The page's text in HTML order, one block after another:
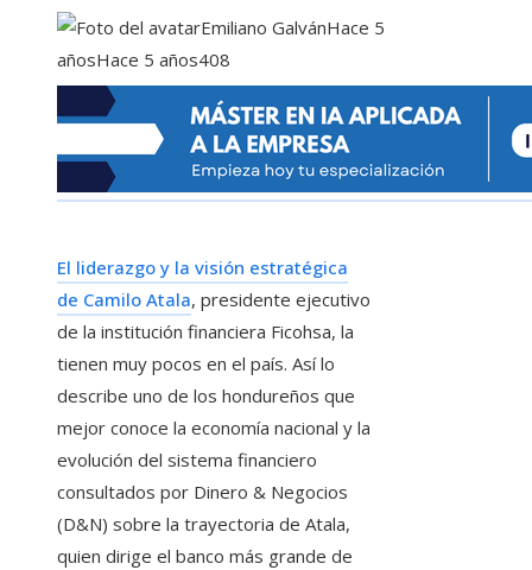
Emiliano GalvánHace 5
añosHace 5 años408
El liderazgo y la visión estratégica
de Camilo Atala, presidente ejecutivo
de la institución financiera Ficohsa, la
tienen muy pocos en el país. Así lo
describe uno de los hondureños que
mejor conoce la economía nacional y la
evolución del sistema financiero
consultados por Dinero & Negocios
(D&N) sobre la trayectoria de Atala,
quien dirige el banco más grande de